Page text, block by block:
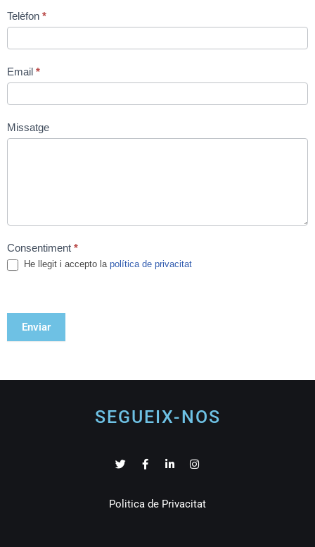
Telèfon *
Email *
Missatge
Consentiment *
He llegit i accepto la política de privacitat
Enviar
SEGUEIX-NOS
Politica de Privacitat